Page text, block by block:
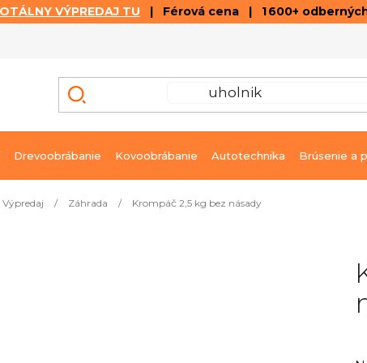
VÝPREDAJ TU | Férová cena | 1 600+
Drevoobrábanie Kovoobrábanie Autotechnika Brúsenie a
/ Záhrada / Krompáč 2,5 kg bez násady